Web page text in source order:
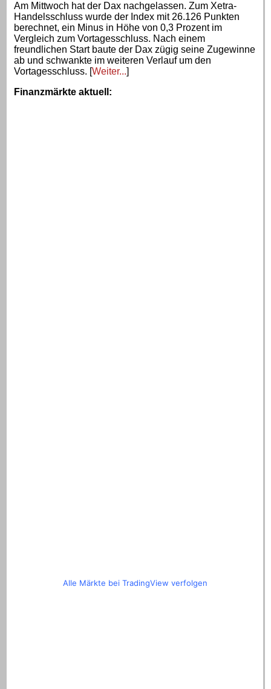
Am Mittwoch hat der Dax nachgelassen. Zum Xetra-
Handelsschluss wurde der Index mit 26.126 Punkten
berechnet, ein Minus in Höhe von 0,3 Prozent im
Vergleich zum Vortagesschluss. Nach einem
freundlichen Start baute der Dax zügig seine Zugewinne
ab und schwankte im weiteren Verlauf um den
Vortagesschluss. [Weiter...]
Finanzmärkte aktuell :
Alle Märkte bei TradingView verfolgen